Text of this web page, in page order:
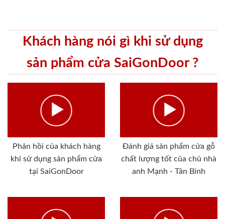
Khách hàng nói gì khi sử dụng
sản phẩm cửa SaiGonDoor ?
Phản hồi của khách hàng
khi sử dụng sản phẩm cửa
tại SaiGonDoor
Đánh giá sản phẩm cửa gỗ
chất lượng tốt của chủ nhà
anh Mạnh - Tân Bình